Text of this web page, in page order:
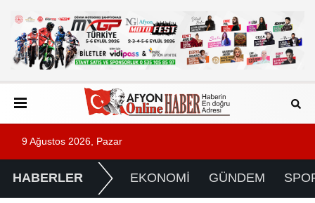
9 Ağustos 2026, Pazar
HABERLER EKONOMİ GÜNDEM